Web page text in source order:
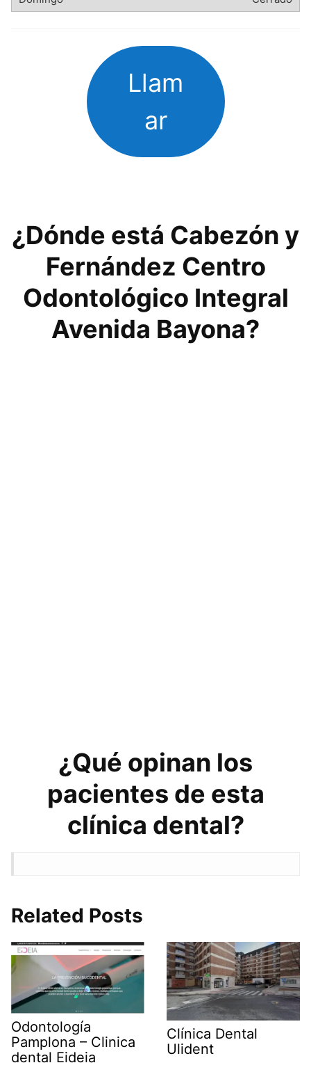
Llam
ar
¿Dónde está Cabezón y
Fernández Centro
Odontológico Integral
Avenida Bayona?
¿Qué opinan los
pacientes de esta
clínica dental?
Related Posts
Odontología
Pamplona – Clinica
dental Eideia
Clínica Dental
Ulident